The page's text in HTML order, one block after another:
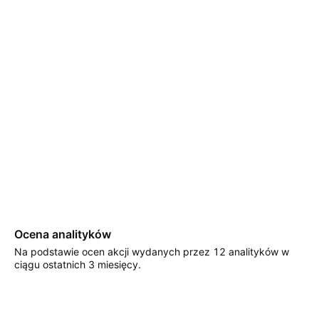
Ocena analityków
Na podstawie ocen akcji wydanych przez 12 analityków w
ciągu ostatnich 3 miesięcy.